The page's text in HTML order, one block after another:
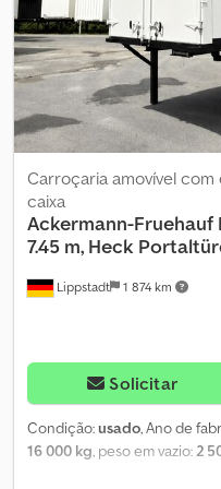
Lippstadt 1 874 km
Carroçaria amovível
caixa
Ackermann-Fruehauf
7.45 m, Heck
Solicitar
Condição:usado, Ano de
16 000 kg, peso em vazio:2
, altura do espaço